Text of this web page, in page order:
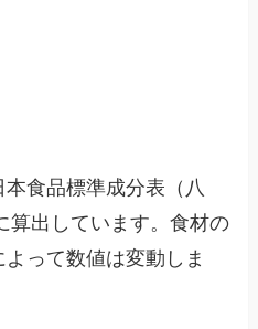
食品標準成分表（八
算出しています。食材の
って数値は変動しま